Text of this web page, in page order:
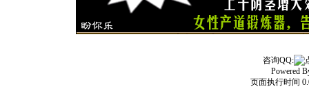
咨询QQ:
Powered
页面执行时间